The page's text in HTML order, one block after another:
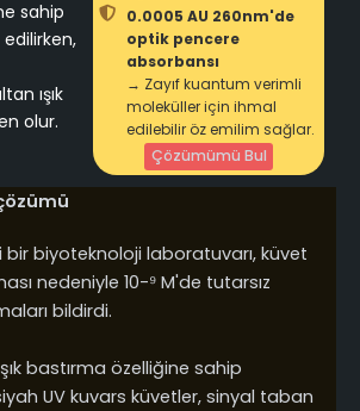
sahip
ışık
olur.
0.0005 AU 260nm'de
optik pencere
absorbansı
→ Zayıf kuantum verimli
moleküller için ihmal
edilebilir öz emilim sağlar.
Çözümümü Bul
biyoteknoloji laboratuvarı, küvet
nedeniyle 10-⁹ M'de tutarsız
bildirdi.
bastırma özelliğine sahip
UV kuvars küvetler, sinyal taban